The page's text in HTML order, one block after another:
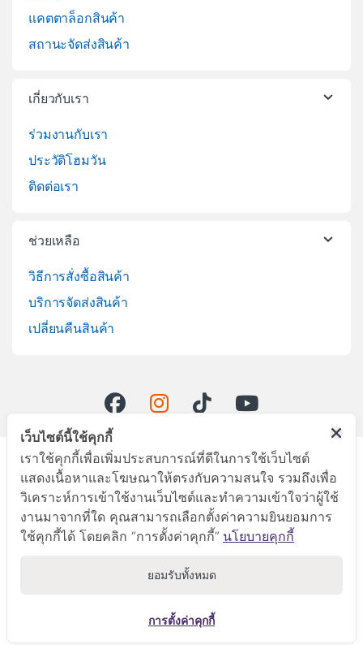
แคตตาล็อกสินค้า
สถานะจัดส่งสินค้า
เกี่ยวกับเรา
ร่วมงานกับเรา
ประวัติโฮมวัน
ติดต่อเรา
ช่วยเหลือ
วิธีการสั่งซื้อสินค้า
บริการจัดส่งสินค้า
เปลี่ยนคืนสินค้า
ลูกค้าสัมพันธ์
045-281999
เว็บไซต์นี้ใช้คุกกี้
เราใช้คุกกี้เพื่อเพิ่มประสบการณ์ที่ดีในการใช้เว็บไซต์
แสดงเนื้อหาและโฆษณาให้ตรงกับความสนใจ รวมถึงเพื่อ
วิเคราะห์การเข้าใช้งานเว็บไซต์และทำความเข้าใจว่าผู้ใช้
งานมาจากที่ใด คุณสามารถเลือกตั้งค่าความยินยอมการ
ใช้คุกกี้ได้ โดยคลิก “การตั้งค่าคุกกี้” นโยบายคุกกี้
ยอมรับทั้งหมด
การตั้งค่าคุกกี้